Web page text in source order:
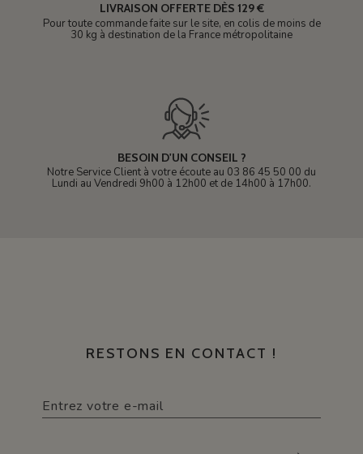
LIVRAISON OFFERTE DÈS 129 €
Pour toute commande faite sur le site, en colis de moins de
30 kg à destination de la France métropolitaine
BESOIN D'UN CONSEIL ?
Notre Service Client à votre écoute au 03 86 45 50 00 du
Lundi au Vendredi 9h00 à 12h00 et de 14h00 à 17h00.
RESTONS EN CONTACT !